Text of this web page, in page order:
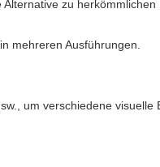
zu herkömmlichen
mehreren Ausführungen.
um verschiedene